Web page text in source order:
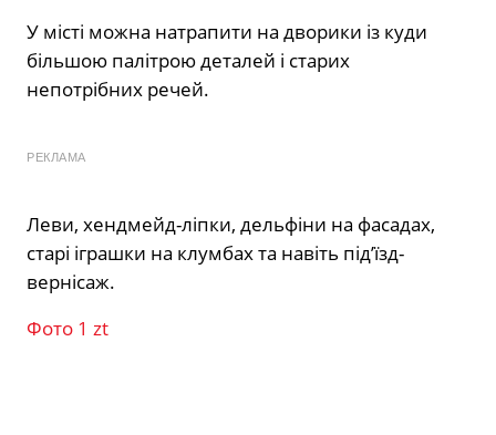
У місті можна натрапити на дворики із куди
більшою палітрою деталей і старих
непотрібних речей.
РЕКЛАМА
Леви, хендмейд-ліпки, дельфіни на фасадах,
старі іграшки на клумбах та навіть під’їзд-
вернісаж.
Фото 1 zt